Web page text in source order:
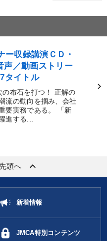
ー収録講演ＣＤ・
声／動画ストリー
タイトル
布石を打つ！ 正解の
流の動向を掴み、会社
要実務である。 「新
進する...
頭へ keyboard_arrow_up
新着情報
JMCA特別コンテンツ